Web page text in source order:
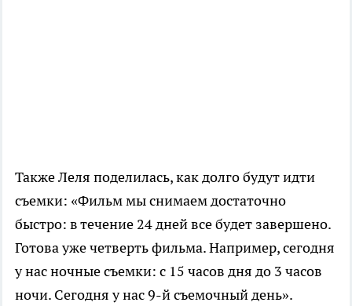
Также Леля поделилась, как долго будут идти
съемки: «Фильм мы снимаем достаточно
быстро: в течение 24 дней все будет завершено.
Готова уже четверть фильма. Например, сегодня
у нас ночные съемки: с 15 часов дня до 3 часов
ночи. Сегодня у нас 9-й съемочный день».